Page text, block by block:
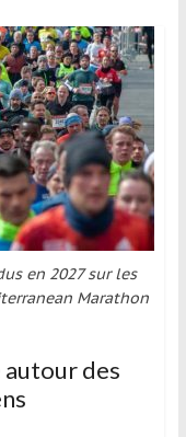
en 2027 sur les
Marathon
des